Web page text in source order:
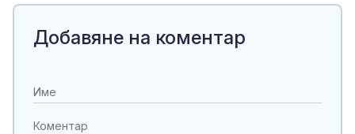
Добавяне на коментар